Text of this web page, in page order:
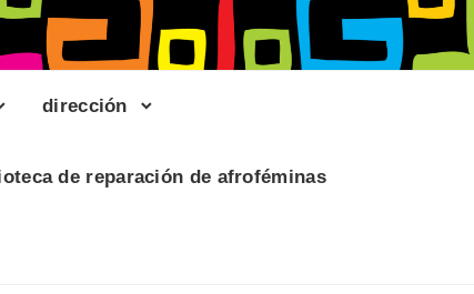
dirección
de reparación de afroféminas